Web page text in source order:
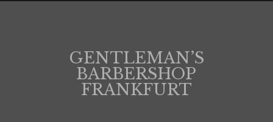
GENTLEMAN’S
BARBERSHOP
FRANKFURT